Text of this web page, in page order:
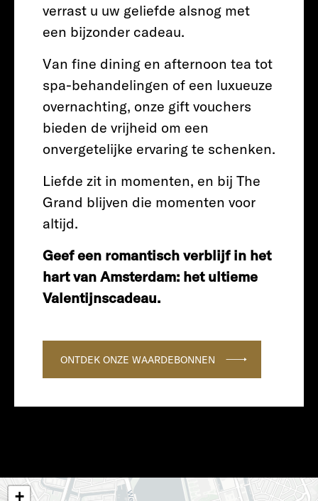
verrast u uw geliefde alsnog met
een bijzonder cadeau.
Van fine dining en afternoon tea tot
spa-behandelingen of een luxueuze
overnachting, onze gift vouchers
bieden de vrijheid om een
onvergetelijke ervaring te schenken.
Liefde zit in momenten, en bij The
Grand blijven die momenten voor
altijd.
Geef een romantisch verblijf in het
hart van Amsterdam: het ultieme
Valentijnscadeau.
ONTDEK ONZE WAARDEBONNEN
+